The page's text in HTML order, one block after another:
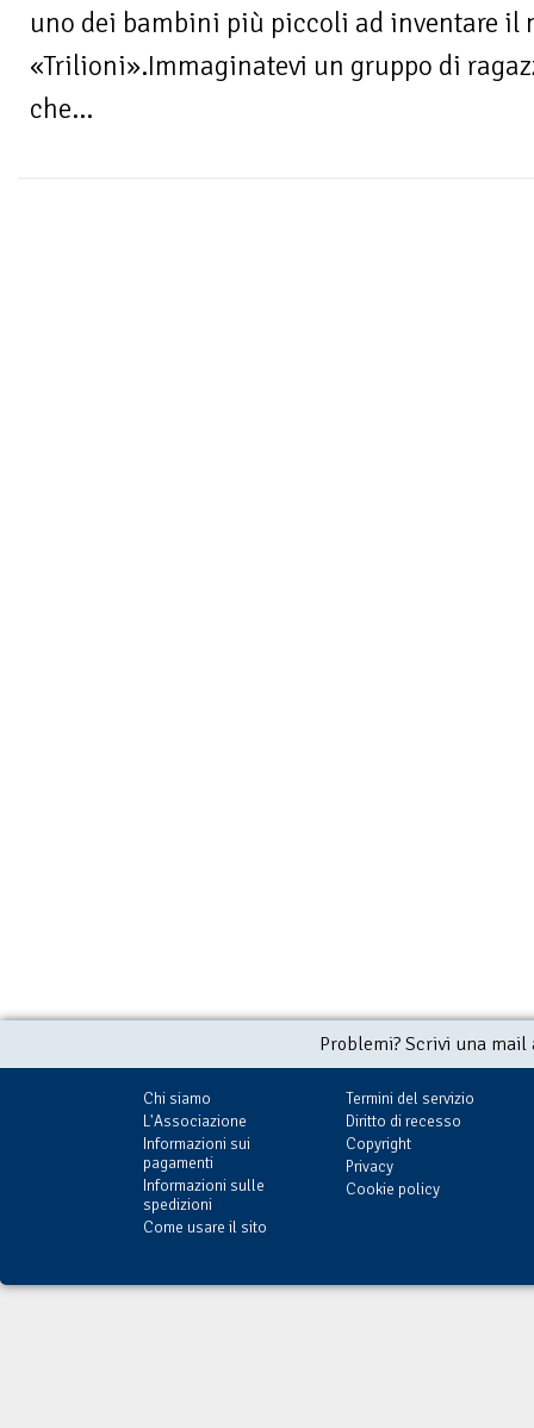
uno dei bambini più piccoli ad inventare il
«Trilioni».Immaginatevi un gruppo di
che...
Problemi? Scrivi una
Chi siamo
L'Associazione
Informazioni sui
pagamenti
Informazioni sulle
spedizioni
Come usare il sito
Termini del servizio
Diritto di recesso
Copyright
Privacy
Cookie policy